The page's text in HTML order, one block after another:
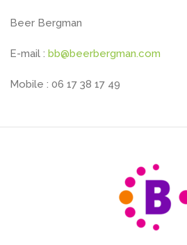
Beer Bergman
E-mail : bb@beerbergman.com
Mobile : 06 17 38 17 49